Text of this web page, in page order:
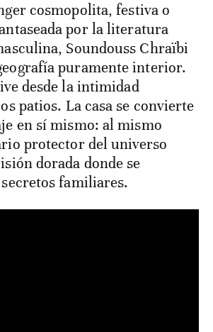
cosmopolita, festiva o
por la literatura
Soundouss Chraïbi
puramente interior.
desde la intimidad
patios. La casa se convierte
en sí mismo: al mismo
protector del universo
dorada donde se
familiares.